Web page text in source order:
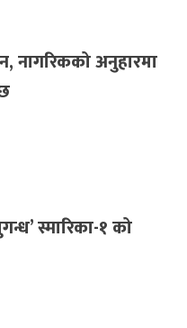
नागरिकको अनुहारमा
स्मारिका-१ को